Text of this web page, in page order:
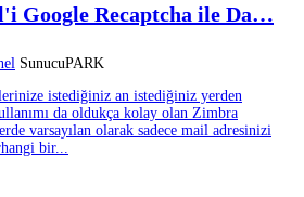
Google Recaptcha ile Da…
SunucuPARK
istediğiniz an istediğiniz yerden
da oldukça kolay olan Zimbra
varsayılan olarak sadece mail adresinizi
bir...